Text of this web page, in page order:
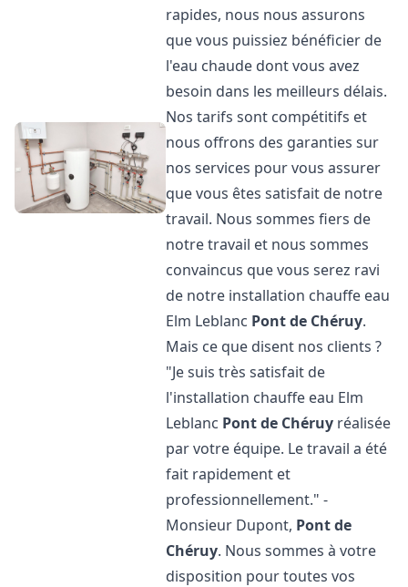
rapides, nous nous assurons
que vous puissiez bénéficier de
l'eau chaude dont vous avez
besoin dans les meilleurs délais.
Nos tarifs sont compétitifs et
nous offrons des garanties sur
nos services pour vous assurer
que vous êtes satisfait de notre
travail. Nous sommes fiers de
notre travail et nous sommes
convaincus que vous serez ravi
de notre installation chauffe eau
Elm Leblanc Pont de Chéruy.
Mais ce que disent nos clients ?
"Je suis très satisfait de
l'installation chauffe eau Elm
Leblanc Pont de Chéruy réalisée
par votre équipe. Le travail a été
fait rapidement et
professionnellement." -
Monsieur Dupont, Pont de
Chéruy. Nous sommes à votre
disposition pour toutes vos